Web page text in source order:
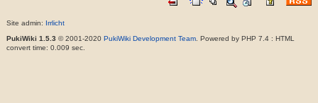
Site admin: Irrlicht
PukiWiki 1.5.3 © 2001-2020 PukiWiki Development Team. Powered by PHP 7.4 : HTML
convert time: 0.009 sec.